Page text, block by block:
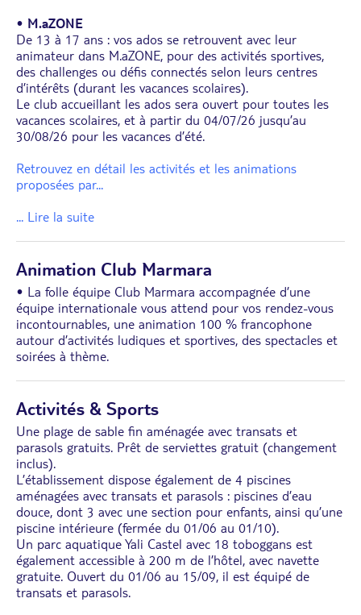
• M.aZONE
De 13 à 17 ans : vos ados se retrouvent avec leur
animateur dans M.aZONE, pour des activités sportives,
des challenges ou défis connectés selon leurs centres
d’intérêts (durant les vacances scolaires).
Le club accueillant les ados sera ouvert pour toutes les
vacances scolaires, et à partir du 04/07/26 jusqu’au
30/08/26 pour les vacances d’été.
Retrouvez en détail les activités et les animations
proposées par...
... Lire la suite
Animation Club Marmara
• La folle équipe Club Marmara accompagnée d’une
équipe internationale vous attend pour vos rendez-vous
incontournables, une animation 100 % francophone
autour d’activités ludiques et sportives, des spectacles et
soirées à thème.
Activités & Sports
Une plage de sable fin aménagée avec transats et
parasols gratuits. Prêt de serviettes gratuit (changement
inclus).
L’établissement dispose également de 4 piscines
aménagées avec transats et parasols : piscines d’eau
douce, dont 3 avec une section pour enfants, ainsi qu’une
piscine intérieure (fermée du 01/06 au 01/10).
Un parc aquatique Yali Castel avec 18 toboggans est
également accessible à 200 m de l’hôtel, avec navette
gratuite. Ouvert du 01/06 au 15/09, il est équipé de
transats et parasols.